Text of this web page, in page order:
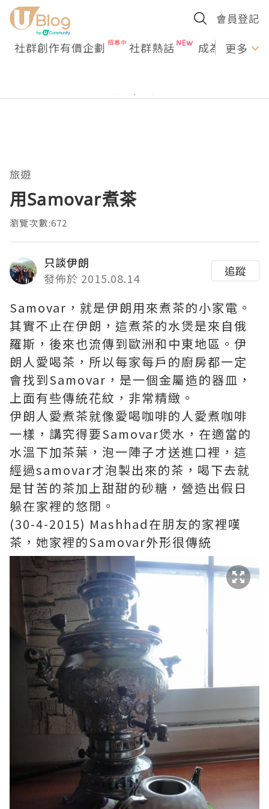
會員登記
社群創作有價企劃 社群熱話 成為U更多
旅遊
用Samovar煮茶
瀏覽次數:672
只談伊朗
發佈於 2015.08.14
追蹤
Samovar，就是伊朗用來煮茶的小家電。
其實不止在伊朗，這煮茶的水煲是來自俄
羅斯，後來也流傳到歐洲和中東地區。伊
朗人愛喝茶，所以每家每戶的廚房都一定
會找到Samovar，是一個金屬造的器皿，
上面有些傳統花紋，非常精緻。
伊朗人愛煮茶就像愛喝咖啡的人愛煮咖啡
一樣，講究得要Samovar煲水，在適當的
水溫下加茶葉，泡一陣子才送進口裡，這
經過samovar才泡製出來的茶，喝下去就
是甘苦的茶加上甜甜的砂糖，營造出假日
躲在家裡的悠閒。
(30-4-2015) Mashhad在朋友的家裡嘆
茶，她家裡的Samovar外形很傳統